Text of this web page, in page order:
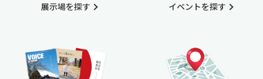
展示場を探す イベントを探す